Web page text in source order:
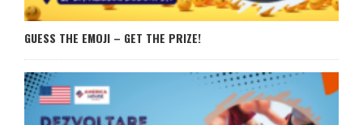
GUESS THE EMOJI – GET THE PRIZE!